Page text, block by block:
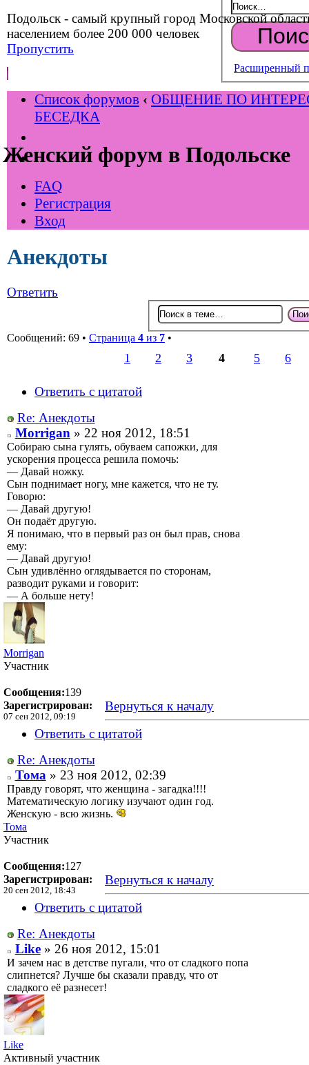
Подольск - самый крупный город Московской
населением более 200 000 человек
Пропустить
Женский форум в Подольске
Расширенный
Список форумов ‹ ОБЩЕНИЕ ПО
БЕСЕДКА
FAQ
Регистрация
Вход
Анекдоты
Ответить
Сообщений: 69 • Страница 4 из 7 •
1 2 3 4 5 6
Ответить с цитатой
Re: Анекдоты
Morrigan» 22 ноя 2012, 18:51
Собираю сына гулять, обуваем сапожки, для
ускорения процесса решила помочь:
— Давай ножку.
Сын поднимает ногу, мне кажется, что не ту.
Говорю:
— Давай другую!
Он подаёт другую.
Я понимаю, что в первый раз он был прав, снова
ему:
— Давай другую!
Сын удивлённо оглядывается по сторонам,
разводит руками и говорит:
— А больше нету!
Morrigan
Участник
Сообщения:139
Зарегистрирован:
07 сен 2012, 09:19
Вернуться к началу
Ответить с цитатой
Re: Анекдоты
Тома» 23 ноя 2012, 02:39
Правду говорят, что женщина - загадка!!!!
Математическую логику изучают один год.
Женскую - всю жизнь.
Тома
Участник
Сообщения:127
Зарегистрирован:
20 сен 2012, 18:43
Вернуться к началу
Ответить с цитатой
Re: Анекдоты
Like» 26 ноя 2012, 15:01
И зачем нас в детстве пугали, что от сладкого попа
слипнется? Лучше бы сказали правду, что от
сладкого её разнесет!
Like
Активный участник